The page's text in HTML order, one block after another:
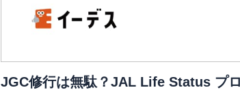
JGC修行は無駄？JAL Life Status プ